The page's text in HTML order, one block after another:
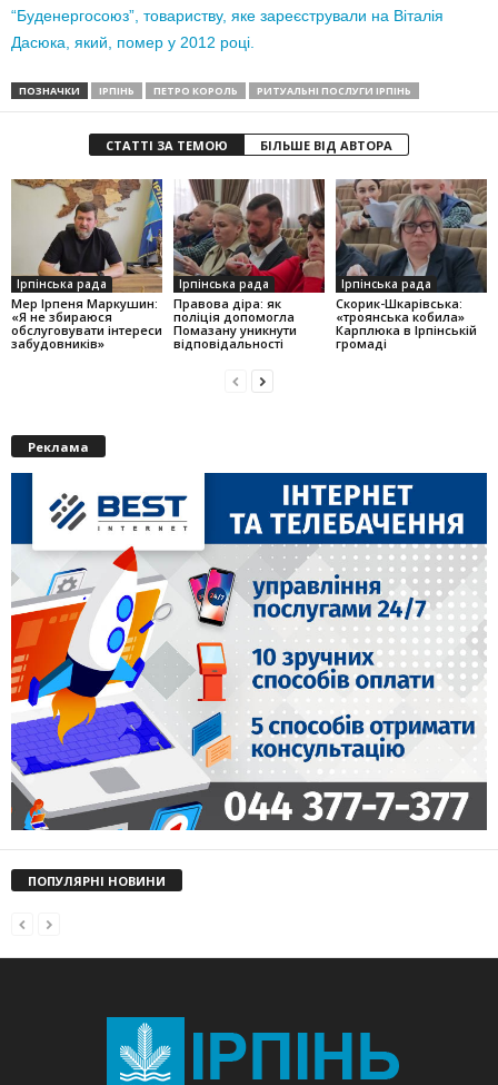
“Буденергосоюз”, товариству, яке зареєстрували на Віталія
Дасюка, який, помер у 2012 році.
ПОЗНАЧКИ ІРПІНЬ ПЕТРО КОРОЛЬ РИТУАЛЬНІ ПОСЛУГИ ІРПІНЬ
СТАТТІ ЗА ТЕМОЮ БІЛЬШЕ ВІД АВТОРА
Ірпінська рада
Мер Ірпеня Маркушин:
«Я не збираюся
обслуговувати інтереси
забудовників»
Ірпінська рада
Правова діра: як
поліція допомогла
Помазану уникнути
відповідальності
Ірпінська рада
Скорик-Шкарівська:
«троянська кобила»
Карплюка в Ірпінській
громаді
Реклама
ПОПУЛЯРНІ НОВИНИ